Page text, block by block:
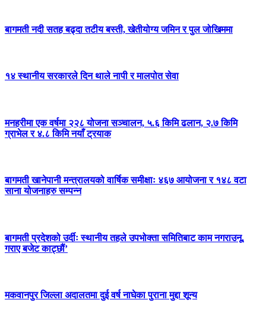
बागमती नदी सतह बढ्दा तटीय बस्ती, खेतीयोग्य जमिन र पुल जोखिममा
१४ स्थानीय सरकारले दिन थाले नापी र मालपोत सेवा
मनहरीमा एक वर्षमा २२८ योजना सञ्चालन, ५.६ किमि ढलान, २.७ किमि
ग्राभेल र ४.८ किमि नयाँ ट्रयाक
बागमती खानेपानी मन्त्रालयको वार्षिक समीक्षाः ४६७ आयोजना र १४८ वटा
साना योजनाहरु सम्पन्न
बागमती प्रदेशको उर्दीः स्थानीय तहले उपभोक्ता समितिबाट काम नगराउनू,
गराए बजेट काट्छौं’
मकवानपुर जिल्ला अदालतमा दुई वर्ष नाघेका पुराना मुद्दा शून्य